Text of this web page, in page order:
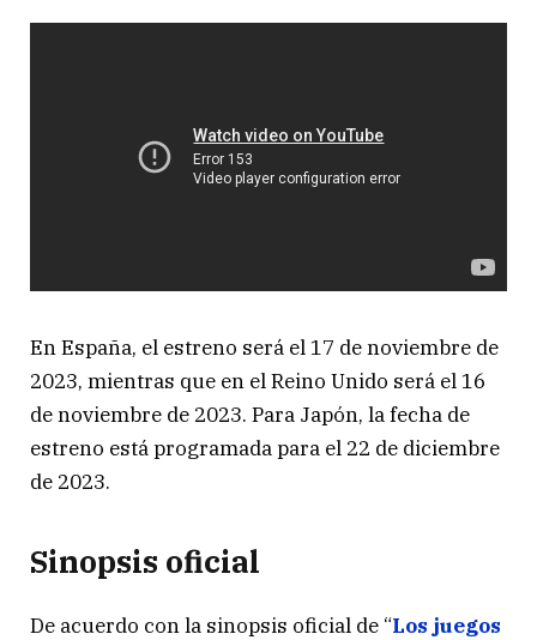
En España, el estreno será el 17 de noviembre de
2023, mientras que en el Reino Unido será el 16
de noviembre de 2023. Para Japón, la fecha de
estreno está programada para el 22 de diciembre
de 2023.
Sinopsis oficial
De acuerdo con la sinopsis oficial de “Los juegos